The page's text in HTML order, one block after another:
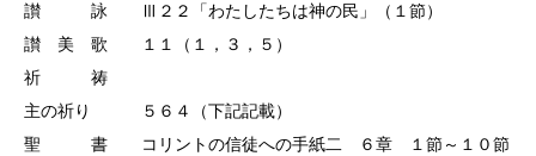
讃 詠 Ⅲ２２「わたしたちは神の民」（１節）
讃 美 歌 １１（１，３，５）
祈 祷
主の祈り ５６４（下記記載）
聖 書 コリントの信徒への手紙二 ６章 １節～１０節